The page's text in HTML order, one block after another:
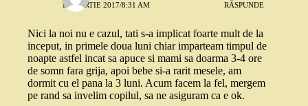
15 MARTIE 2017/8:31 AM RĂSPUNDE
Nici la noi nu e cazul, tati s-a implicat foarte mult de la
inceput, in primele doua luni chiar imparteam timpul de
noapte astfel incat sa apuce si mami sa doarma 3-4 ore
de somn fara grija, apoi bebe si-a rarit mesele, am
dormit cu el pana la 3 luni. Acum facem la fel, mergem
pe rand sa invelim copilul, sa ne asiguram ca e ok.